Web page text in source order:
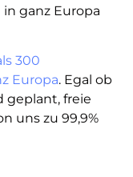
ganz Europa
300
Europa. Egal ob
geplant, freie
uns zu 99,9%